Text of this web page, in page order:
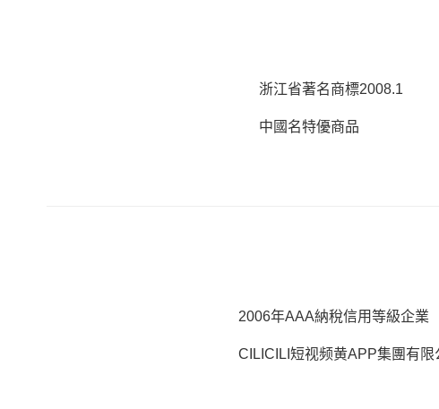
浙江省著名商標2008.1
中國名特優商品
2006年AAA納稅信用等級企業
CILICILI短视频黄APP集團有